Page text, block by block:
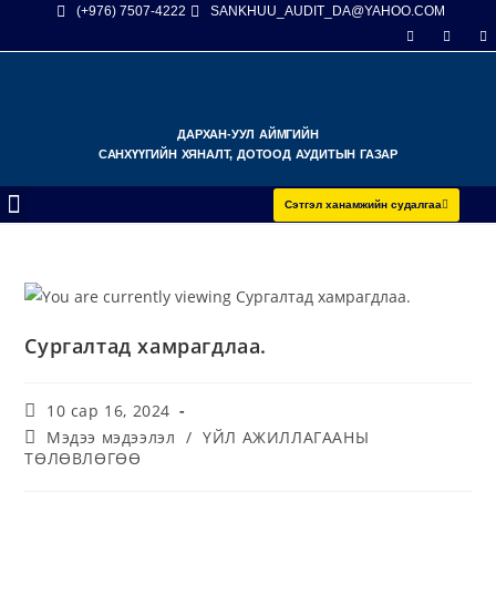
(+976) 7507-4222 SANKHUU_AUDIT_DA@YAHOO.COM
ДАРХАН-УУЛ АЙМГИЙН
САНХҮҮГИЙН ХЯНАЛТ, ДОТООД АУДИТЫН ГАЗАР
Сэтгэл ханамжийн судалгаа
Сургалтад хамрагдлаа.
10 сар 16, 2024
Мэдээ мэдээлэл / ҮЙЛ АЖИЛЛАГААНЫ
ТӨЛӨВЛӨГӨӨ